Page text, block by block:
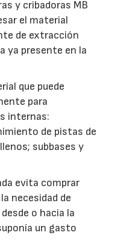
y cribadoras MB
el material
de extracción
ya presente en la
que puede
para
internas:
de pistas de
subbases y
evita comprar
necesidad de
o hacia la
un gasto